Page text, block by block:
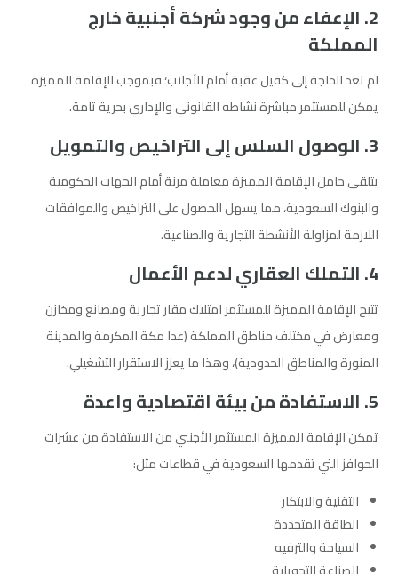
2. الإعفاء من وجود شركة أجنبية خارج
المملكة
لم تعد الحاجة إلى كفيل عقبة أمام الأجانب؛ فبموجب الإقامة المميزة
يمكن للمستثمر مباشرة نشاطه القانوني والإداري بحرية تامة.
3. الوصول السلس إلى التراخيص والتمويل
يتلقى حامل الإقامة المميزة معاملة مرنة أمام الجهات الحكومية
والبنوك السعودية، مما يسهل الحصول على التراخيص والموافقات
اللازمة لمزاولة الأنشطة التجارية والصناعية.
4. التملك العقاري لدعم الأعمال
تتيح الإقامة المميزة للمستثمر امتلاك مقار تجارية ومصانع ومخازن
ومعارض في مختلف مناطق المملكة (عدا مكة المكرمة والمدينة
المنورة والمناطق الحدودية)، وهذا ما يعزز الاستقرار التشغيلي.
5. الاستفادة من بيئة اقتصادية واعدة
تمكن الإقامة المميزة المستثمر الأجنبي من الاستفادة من عشرات
الحوافز التي تقدمها السعودية في قطاعات مثل:
التقنية والابتكار
الطاقة المتجددة
السياحة والترفيه